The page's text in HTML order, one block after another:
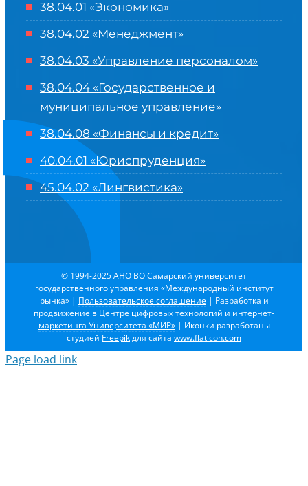
38.04.01 «Экономика»
38.04.02 «Менеджмент»
38.04.03 «Управление персоналом»
38.04.04 «Государственное и
муниципальное управление»
38.04.08 «Финансы и кредит»
40.04.01 «Юриспруденция»
45.04.02 «Лингвистика»
© 1994-2025 АНО ВО Самарский университет
государственного управления «Международный институт
рынка» | Пользовательское соглашение | Разработка и
продвижение в Центре цифровых технологий и интернет-
маркетинга Университета «МИР»| Иконки разработаны
студией Freepikдля сайта www.flaticon.com
Page load link